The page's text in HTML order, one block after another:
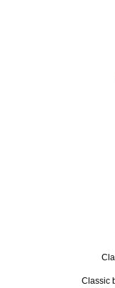
Classic